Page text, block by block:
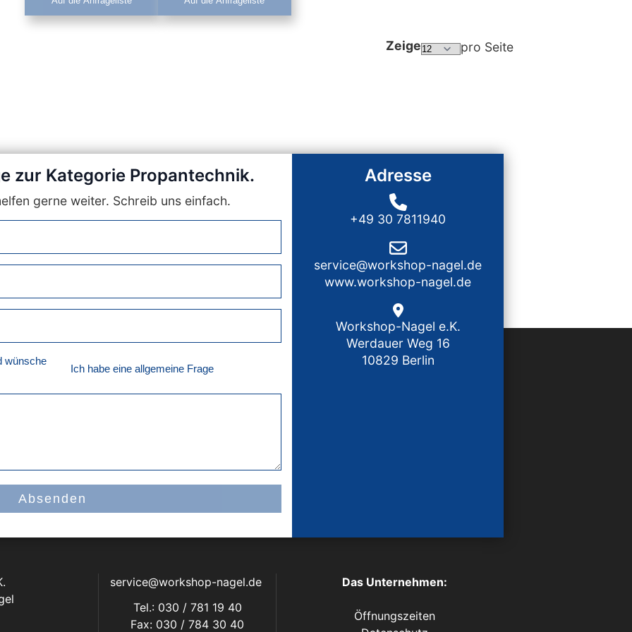
Zeige pro Seite
zur Kategorie Propantechnik.
gerne weiter. Schreib uns einfach.
wünsche
Ich habe eine allgemeine Frage
Absenden
Adresse
+49 30 7811940
service@workshop-nagel.de
www.workshop-nagel.de
Workshop-Nagel e.K.
Werdauer Weg 16
10829 Berlin
service@workshop-nagel.de
Tel.: 030 / 781 19 40
Fax: 030 / 784 30 40
Das Unternehmen:
Öffnungszeiten